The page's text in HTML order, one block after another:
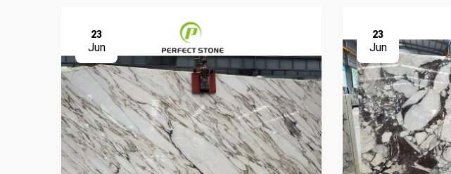
23
Jun
23
Jun